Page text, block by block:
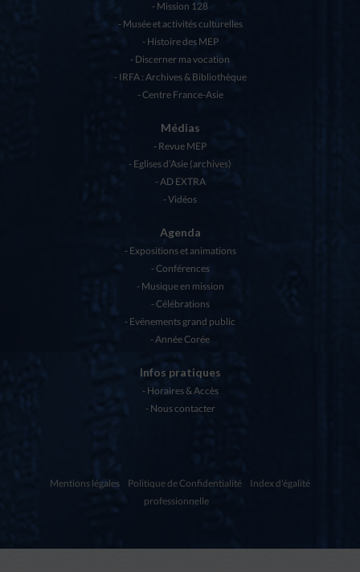
Mission 128
Musée et activités culturelles
Histoire des MEP
Discerner ma vocation
IRFA : Archives & Bibliothèque
Centre France-Asie
Médias
Revue MEP
Eglises d’Asie (archives)
AD EXTRA
Vidéos
Agenda
Expositions et animations
Conférences
Musique en mission
Célébrations
Evénements grand public
Année Corée
Infos pratiques
Horaires & Accès
Nous contacter
Mentions légales Politique de Confidentialité
Index d'égalité
professionnelle